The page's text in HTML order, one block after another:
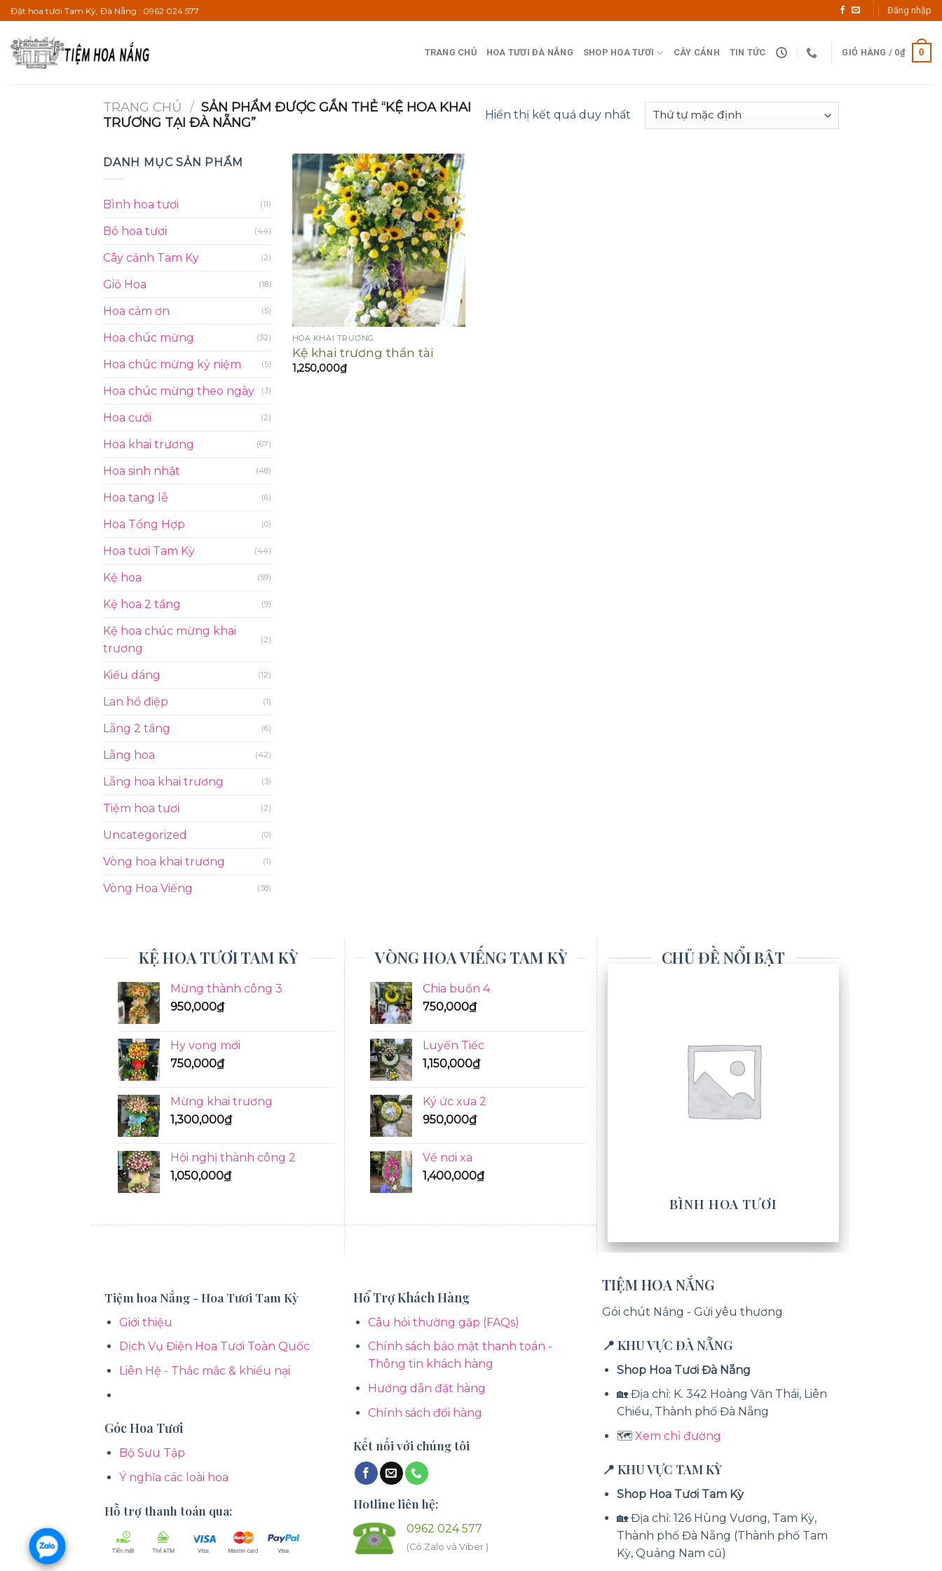
Bỏ
qua
nội
dung
Đặt hoa tươi Tam Kỳ, Đà Nẵng : 0962 024 577 Đăng nhập
TRANG CHỦ HOA TƯƠI ĐÀ NẴNG SHOP HOA TƯƠI CÂY CẢNH TIN TỨC GIỎ HÀNG / 0₫ 0
TRANG CHỦ / SẢN PHẨM ĐƯỢC GẮN THẺ “KỆ HOA KHAI
TRƯƠNG TẠI ĐÀ NẴNG”
Hiển thị kết quả duy nhất
DANH MỤC SẢN PHẨM
Bình hoa tươi (11)
Bó hoa tươi (44)
Cây cảnh Tam Ky (2)
Giỏ Hoa (18)
Hoa cảm ơn (5)
Hoa chúc mừng (32)
Hoa chúc mừng kỷ niệm (5)
Hoa chúc mừng theo ngày (3)
Hoa cưới (2)
Hoa khai trương (67)
Hoa sinh nhật (48)
Hoa tang lễ (6)
Hoa Tổng Hợp (0)
Hoa tươi Tam Kỳ (44)
Kệ hoa (59)
Kệ hoa 2 tầng (9)
Kệ hoa chúc mừng khai
trương
(2)
Kiểu dáng (12)
Lan hồ điệp (1)
Lẵng 2 tầng (6)
Lẵng hoa (42)
Lẵng hoa khai trương (3)
Tiệm hoa tươi (2)
Uncategorized (0)
Vòng hoa khai trương (1)
Vòng Hoa Viếng (38)
HOA KHAI TRƯƠNG
Kệ khai trương thần tài
1,250,000₫
KỆ HOA TƯƠI TAM KỲ
Mừng thành công 3
950,000₫
Hy vọng mới
750,000₫
Mừng khai trương
1,300,000₫
Hội nghị thành công 2
1,050,000₫
VÒNG HOA VIẾNG TAM KỲ
Chia buồn 4
750,000₫
Luyến Tiếc
1,150,000₫
Ký ức xưa 2
950,000₫
Về nơi xa
1,400,000₫
CHỦ ĐỀ NỔI BẬT
BÌNH HOA TƯƠI
Tiệm hoa Nắng - Hoa Tươi Tam Kỳ
Giới thiệu
Dịch Vụ Điện Hoa Tươi Toàn Quốc
Liên Hệ - Thắc mắc & khiếu nại
Góc Hoa Tươi
Bộ Sưu Tập
Ý nghĩa các loài hoa
Hỗ trợ thanh toán qua:
Hổ Trợ Khách Hàng
Câu hỏi thường gặp (FAQs)
Chính sách bảo mật thanh toán -
Thông tin khách hàng
Hướng dẫn đặt hàng
Chính sách đổi hàng
Kết nối với chúng tôi
Hotline liên hệ:
0962 024 577
(Có Zalo và Viber )
TIỆM HOA NẮNG
Gói chút Nắng - Gửi yêu thương
📍 KHU VỰC ĐÀ NẴNG
Shop Hoa Tươi Đà Nẵng
🏡 Địa chỉ: K. 342 Hoàng Văn Thái, Liên
Chiểu, Thành phố Đà Nẵng
🗺️ Xem chỉ đường
📍 KHU VỰC TAM KỲ
Shop Hoa Tươi Tam Kỳ
🏡 Địa chỉ: 126 Hùng Vương, Tam Kỳ,
Thành phố Đà Nẵng (Thành phố Tam
Kỳ, Quảng Nam cũ)